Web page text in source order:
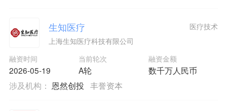
生知医疗
上海生知医疗科技有限公司
融资时间
2026-05-19
当前轮次
A轮
融资金额
数千万人民币
医疗技术
涉及机构： 恩然创投 丰誉资本